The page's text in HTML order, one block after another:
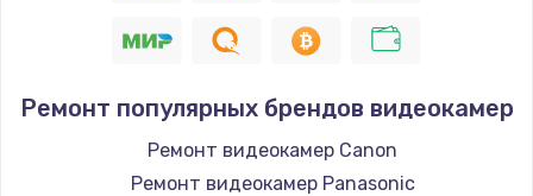
1150 руб.
Заказать
Ремонт популярных брендов видеокамер
Ремонт видеокамер Canon
Ремонт видеокамер Panasonic